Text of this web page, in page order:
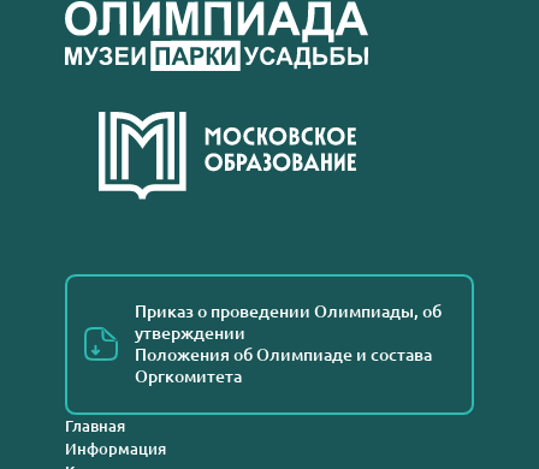
Приказ о проведении Олимпиады, об
утверждении
Положения об Олимпиаде и состава
Оргкомитета
Главная
Информация